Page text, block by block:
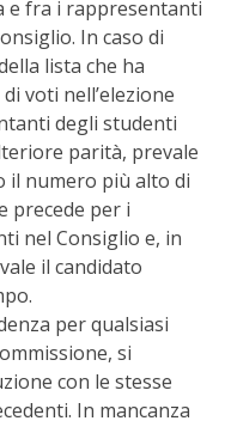
e fra i rappresentanti
In caso di
lista che ha
voti nell’elezione
degli studenti
parità, prevale
il numero più alto di
precede per i
nel Consiglio e, in
il candidato
per qualsiasi
si
con le stesse
In mancanza